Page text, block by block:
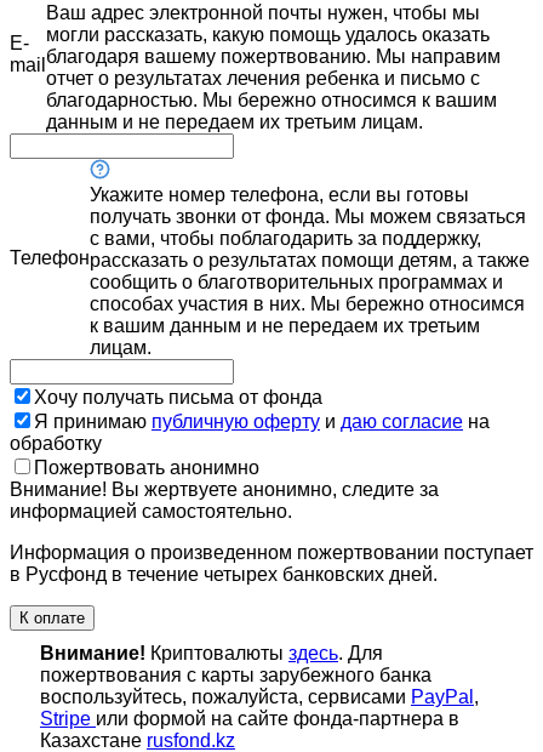
E-
mail
Ваш адрес электронной почты нужен, чтобы мы
могли рассказать, какую помощь удалось оказать
благодаря вашему пожертвованию. Мы направим
отчет о результатах лечения ребенка и письмо с
благодарностью. Мы бережно относимся к вашим
данным и не передаем их третьим лицам.
Телефон
Укажите номер телефона, если вы готовы
получать звонки от фонда. Мы можем связаться
с вами, чтобы поблагодарить за поддержку,
рассказать о результатах помощи детям, а также
сообщить о благотворительных программах и
способах участия в них. Мы бережно относимся
к вашим данным и не передаем их третьим
лицам.
Хочу получать письма от фонда
Я принимаю публичную оферту и даю согласие на
обработку
Пожертвовать анонимно
Внимание! Вы жертвуете анонимно, следите за
информацией самостоятельно.
Информация о произведенном пожертвовании поступает
в Русфонд в течение четырех банковских дней.
К оплате
Внимание! Криптовалюты здесь. Для
пожертвования с карты зарубежного банка
воспользуйтесь, пожалуйста, сервисами PayPal ,
Stripe или формой на сайте фонда-партнера в
Казахстане rusfond.kz